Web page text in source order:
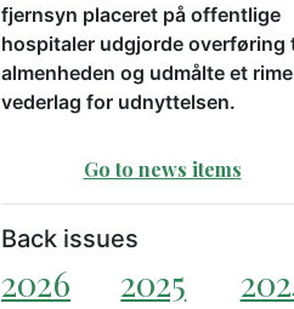
fjernsyn placeret på offentlige
hospitaler udgjorde overføring
almenheden og udmålte et
vederlag for udnyttelsen.
Go to news items
Back issues
2026 2025